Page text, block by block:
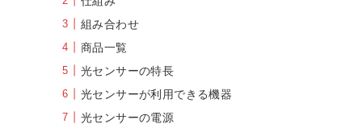
組み合わせ
商品一覧
光センサーの特長
光センサーが利用できる機器
光センサーの電源